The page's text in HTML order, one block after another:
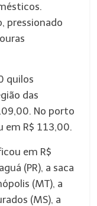
pressionado
quilos
das
No porto
em R$ 113,00.
em R$
(PR), a saca
(MT), a
(MS), a